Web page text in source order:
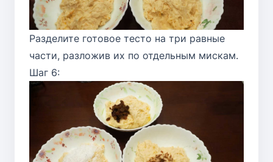
Разделите готовое тесто на три равные
части, разложив их по отдельным мискам.
Шаг 6: